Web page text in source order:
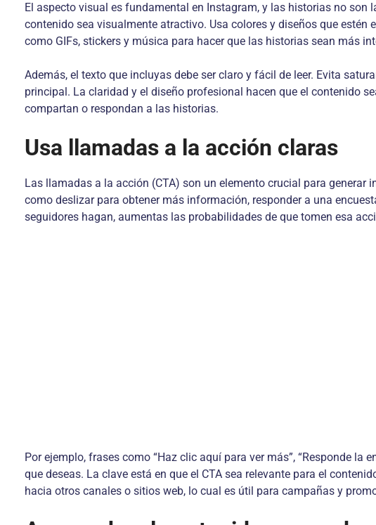
El aspecto visual es fundamental en Instagram, y las historias no son
contenido sea visualmente atractivo. Usa colores y diseños que
como GIFs, stickers y música para hacer que las historias sean más
Además, el texto que incluyas debe ser claro y fácil de leer. Evita
principal. La claridad y el diseño profesional hacen que el contenido
compartan o respondan a las historias.
Usa llamadas a la acción claras
Las llamadas a la acción (CTA) son un elemento crucial para generar
como deslizar para obtener más información, responder a una
seguidores hagan, aumentas las probabilidades de que tomen esa
Por ejemplo, frases como “Haz clic aquí para ver más”, “Responde
que deseas. La clave está en que el CTA sea relevante para el
hacia otros canales o sitios web, lo cual es útil para campañas y